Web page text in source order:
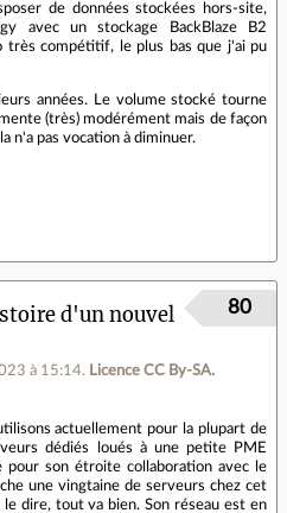
de données stockées hors-site,
avec un stockage BackBlaze B2
très compétitif, le plus bas que j'ai pu
années. Le volume stocké tourne
(très) modérément mais de façon
n'a pas vocation à diminuer.
d'un nouvel
à 15:14. Licence CC By‑SA.
80
actuellement pour la plupart de
dédiés loués à une petite PME
pour son étroite collaboration avec le
une vingtaine de serveurs chez cet
dire, tout va bien. Son réseau est en